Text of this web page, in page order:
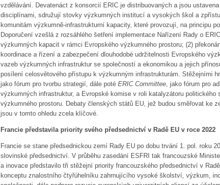
vzdělávání. Devatenáct z konsorcií ERIC je distribuovaných a jsou
disciplínami, sdružují stovky výzkumných institucí a vysokých škol a
komunitám výzkumně-infrastrukturní kapacity, které provozují, na principu
Doporučení vzešlá z rozsáhlého šetření implementace Nařízení Rady o
výzkumných kapacit v rámci Evropského výzkumného prostoru; (2)
koordinace a řízení a zabezpečení dlouhodobé udržitelnosti Evropského
vazeb výzkumných infrastruktur se společností a ekonomikou a jejich
posílení celosvětového přístupu k výzkumným infrastrukturám. Stěžejními
jako fórum pro tvorbu strategií, dále poté ERIC Committee, jako fórum pro
výzkumných infrastruktur, a Evropské komise v roli katalyzátoru politického
výzkumného prostoru. Debaty členských států EU, jež budou směřovat ke
jsou v tomto ohledu zcela klíčové.
Francie představila priority svého předsednictví v Radě EU v roce 2022
Francie se stane předsednickou zemí Rady EU po dobu trvání 1. pol. roku
slovinské předsednictví. V průběhu zasedání ESFRI tak francouzské
a inovace představilo tři stěžejní priority francouzského předsednictví v
konceptu znalostního čtyřúhelníku zahrnujícího vysoké školství, výzkum,